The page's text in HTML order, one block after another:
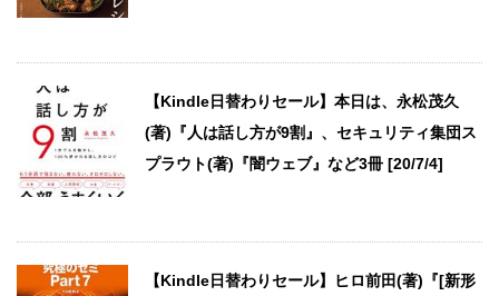
【Kindle日替わりセール】本日は、永松茂久
(著)『人は話し方が9割』、セキュリティ集団ス
プラウト(著)『闇ウェブ』など3冊 [20/7/4]
【Kindle日替わりセール】ヒロ前田(著)『[新形